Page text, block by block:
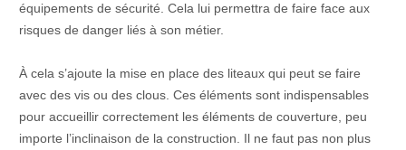
équipements de sécurité. Cela lui permettra de faire face aux
risques de danger liés à son métier.
À cela s’ajoute la mise en place des liteaux qui peut se faire
avec des vis ou des clous. Ces éléments sont indispensables
pour accueillir correctement les éléments de couverture, peu
importe l’inclinaison de la construction. Il ne faut pas non plus